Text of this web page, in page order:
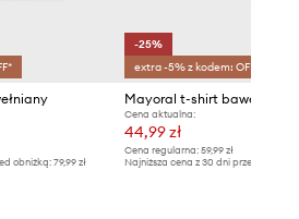
obniżką:79,99 zł
-25%
extra -5% z kodem: OFF*
Cena aktualna:
44,99 zł
Cena regularna: 59,99 zł
Najniższa cena z 30 dni przed obniżką: